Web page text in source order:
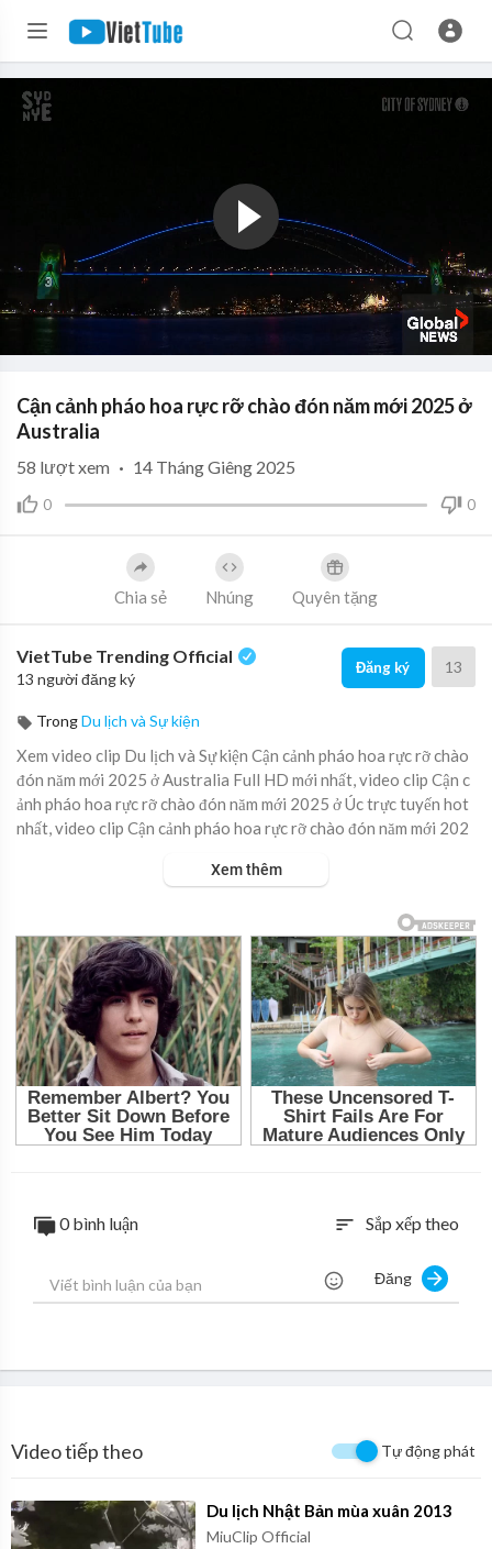
Cận cảnh pháo hoa rực rỡ chào đón năm mới 2025 ở
Australia
0 0
58 lượt xem · 14 Tháng Giêng 2025
Chia sẻ Nhúng Quyên tặng
VietTube Trending Official
13 người đăng ký
Đăng ký 13
TrongDu lịch và Sự kiện
Xem video clip Du lịch và Sự kiện Cận cảnh pháo hoa rực rỡ chào
đón năm mới 2025 ở Australia Full HD mới nhất, video clip Cận c
ảnh pháo hoa rực rỡ chào đón năm mới 2025 ở Úc trực tuyến hot
nhất, video clip Cận cảnh pháo hoa rực rỡ chào đón năm mới 202
Xem thêm
0 bình luận sort Sắp xếp theo
Đăng
Video tiếp theo Tự động phát
⁣Du lịch Nhật Bản mùa xuân 2013
MiuClip Official